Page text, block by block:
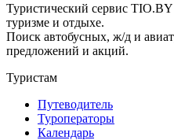
Туристический сервис
туризме и отдыхе.
Поиск автобусных, ж/д и
предложений и акций.
Туристам
Путеводитель
Туроператоры
Календарь